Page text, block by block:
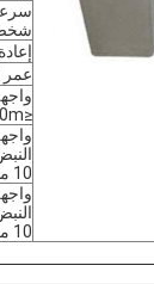
عمر
≤1200m
10 مللي أمبير
10 مللي أمبير